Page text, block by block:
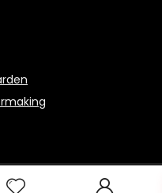
Alle rechten voorbehouden